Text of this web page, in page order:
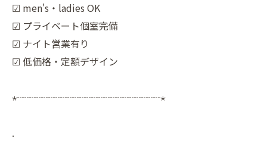
︎︎︎︎☑︎︎︎︎︎︎︎ men's・ladies OK
︎︎︎︎☑︎︎︎︎︎︎︎ プライベート個室完備
︎︎︎︎☑︎︎︎︎︎︎︎ ナイト営業有り
︎︎︎︎☑︎︎︎︎︎︎︎ 低価格・定額デザイン
⋆┈┈┈┈┈┈┈┈┈┈┈┈┈┈┈⋆
.